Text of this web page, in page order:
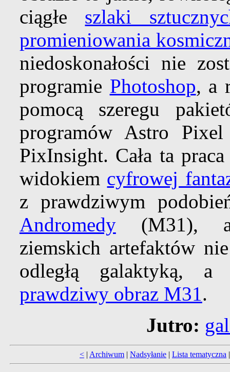
ciągłe szlaki
promieniowania
niedoskonałości nie
programie Photoshop, a
pomocą szeregu
programów Astro Pixel
PixInsight. Cała ta
widokiem cyfrowej
z prawdziwym
Andromedy(M31),
ziemskich artefaktów
odległą galaktyką,
prawdziwy obraz M31.
Jutro:
< | Archiwum | Nadsyłanie | Lista tematyczna